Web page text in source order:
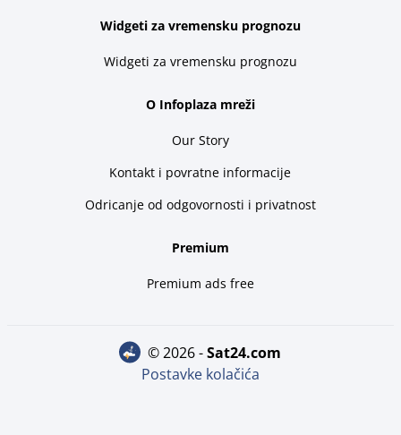
Widgeti za vremensku prognozu
Widgeti za vremensku prognozu
O Infoplaza mreži
Our Story
Kontakt i povratne informacije
Odricanje od odgovornosti i privatnost
Premium
Premium ads free
© 2026 - sat24.com
Postavke kolačića